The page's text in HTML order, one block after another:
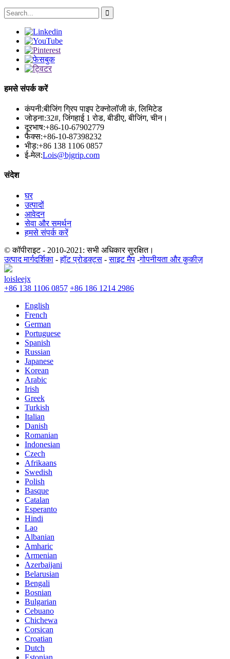
हमसे संपर्क करें
कंपनी:बीजिंग ग्रिप पाइप टेक्नोलॉजी कं, लिमिटेड
जोड़ना:32#, जिंगहाई 1 रोड, बीडीए, बीजिंग, चीन।
दूरभाष:+86-10-67902779
फैक्स:+86-10-87398232
भीड़:+86 138 1106 0857
ई-मेल:Lois@bjgrip.com
संदेश
घर
उत्पादों
आवेदन
सेवा और समर्थन
हमसे संपर्क करें
© कॉपीराइट - 2010-2021: सभी अधिकार सुरक्षित।
उत्पाद मार्गदर्शिका -हॉट प्रोडक्ट्स -साइट मैप -गोपनीयता और कुकीज़
loisleejx
+86 138 1106 0857 +86 186 1214 2986
English
French
German
Portuguese
Spanish
Russian
Japanese
Korean
Arabic
Irish
Greek
Turkish
Italian
Danish
Romanian
Indonesian
Czech
Afrikaans
Swedish
Polish
Basque
Catalan
Esperanto
Hindi
Lao
Albanian
Amharic
Armenian
Azerbaijani
Belarusian
Bengali
Bosnian
Bulgarian
Cebuano
Chichewa
Corsican
Croatian
Dutch
Estonian